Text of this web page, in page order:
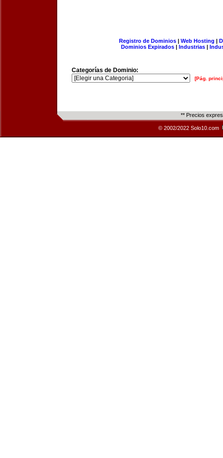
Registro de Dominios| Web Hosting |
Dominios Expirados | Industrias |
Categorías de Dominio:
[Pág.
** Precios
© 2002/2022 Solo10.com